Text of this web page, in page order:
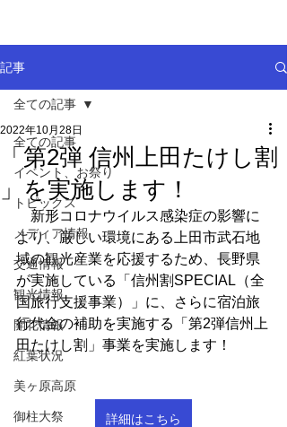
記事
全ての記事
イベント、お祭り
トピックス
メディア情報
交通情報
観光情報
開花情報
紅葉状況
美ヶ原高原
御柱大祭
全ての記事
「第2弾 信州上田たけし割
」を実施します！
2022年10月28日
新形コロナウイルス感染症の影響に
より、厳しい環境にある上田市武石地
域の観光産業を応援するため、長野県
が実施している「信州割SPECIAL（全
国旅行支援事業）」に、さらに宿泊旅
行代金の補助を実施する「第2弾信州上
田たけし割」事業を実施します！
詳細はこちら